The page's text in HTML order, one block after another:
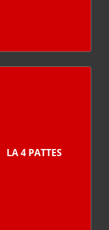
LA 4 PATTES